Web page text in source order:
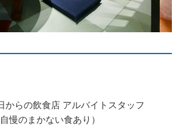
からの飲食店 アルバイトスタッフ
慢のまかない食あり）